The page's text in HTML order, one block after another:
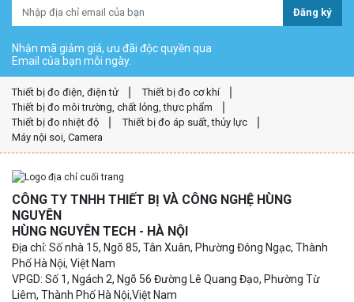
Đăng ký
Nhận mã giảm giá, ưu đãi độc quyền qua
Email của bạn mỗi ngày.
Thiết bị đo điện, điện tử
Thiết bị đo cơ khí
Thiết bị đo môi trường, chất lỏng, thực phẩm
Thiết bị đo nhiệt độ
Thiết bị đo áp suất, thủy lực
Máy nội soi, Camera
CÔNG TY TNHH THIẾT BỊ VÀ CÔNG NGHỆ HÙNG
NGUYÊN
HÙNG NGUYÊN TECH - HÀ NỘI
Địa chỉ: Số nhà 15, Ngõ 85, Tân Xuân, Phường Đông Ngạc, Thành
Phố Hà Nội, Việt Nam
VPGD: Số 1, Ngách 2, Ngõ 56 Đường Lê Quang Đạo, Phường Từ
Liêm, Thành Phố Hà Nội,Việt Nam